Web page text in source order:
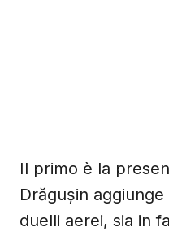
Il primo è la
Drăgușin
duelli aerei, sia in